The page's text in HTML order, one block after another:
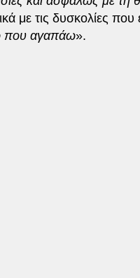
με τις δυσκολίες
που αγαπάω».